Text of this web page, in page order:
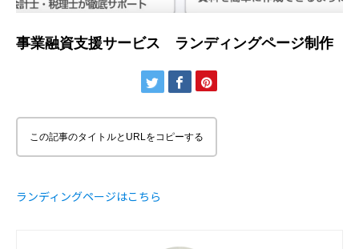
事業融資支援サービス ランディングページ制作
この記事のタイトルとURLをコピーする
ランディングページはこちら